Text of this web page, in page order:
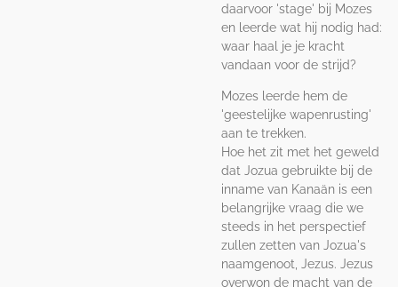
daarvoor 'stage' bij Mozes
en leerde wat hij nodig had:
waar haal je je kracht
vandaan voor de strijd?
Mozes leerde hem de
'geestelijke wapenrusting'
aan te trekken.
Hoe het zit met het geweld
dat Jozua gebruikte bij de
inname van Kanaän is een
belangrijke vraag die we
steeds in het perspectief
zullen zetten van Jozua's
naamgenoot, Jezus. Jezus
overwon de macht van de